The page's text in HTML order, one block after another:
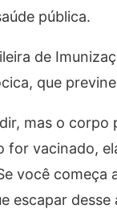
pública.
de
que
mas o
for vacinado,
você começa
escapar